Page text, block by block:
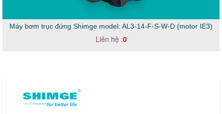
Máy bơm trục đứng Shimge model: AL3-14-F-S-W-D (motor IE3)
Liên hệ :0